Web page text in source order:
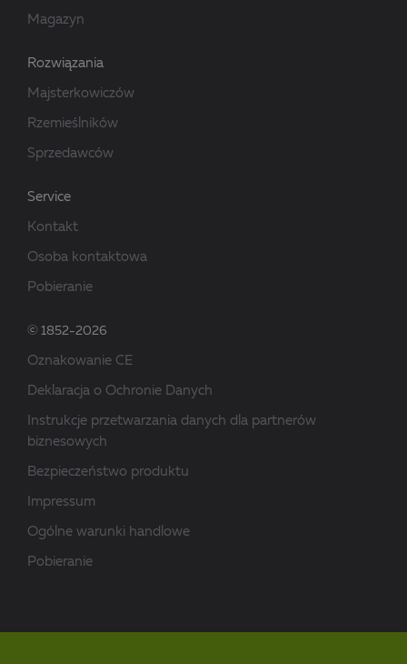
Magazyn
Rozwiązania
Majsterkowiczów
Rzemieślników
Sprzedawców
Service
Kontakt
Osoba kontaktowa
Pobieranie
© 1852-2026
Oznakowanie CE
Deklaracja o Ochronie Danych
Instrukcje przetwarzania danych dla partnerów
biznesowych
Bezpieczeństwo produktu
Impressum
Ogólne warunki handlowe
Pobieranie